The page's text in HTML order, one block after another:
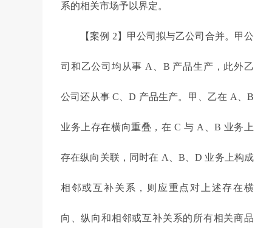
系的相关市场予以界定。
【案例 2】甲公司拟与乙公司合并。甲公
司和乙公司均从事 A、B 产品生产，此外乙
公司还从事 C、D 产品生产。甲、乙在 A、B
业务上存在横向重叠，在 C 与 A、B 业务上
存在纵向关联，同时在 A、B、D 业务上构成
相邻或互补关系，则应重点对上述存在横
向、纵向和相邻或互补关系的所有相关商品